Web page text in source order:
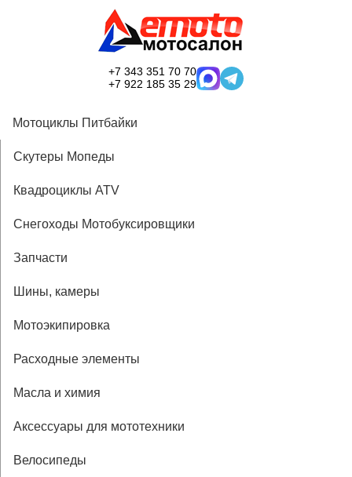
+7 343 351 70 70
+7 922 185 35 29
Мотоциклы Питбайки
Скутеры Мопеды
Квадроциклы ATV
Снегоходы Мотобуксировщики
Запчасти
Шины, камеры
Мотоэкипировка
Расходные элементы
Масла и химия
Аксессуары для мототехники
Велосипеды